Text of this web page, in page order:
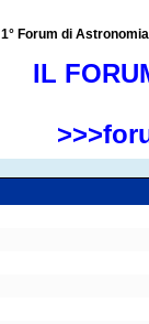
1° Forum di
IL